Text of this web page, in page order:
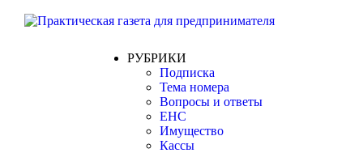
РУБРИКИ
Подписка
Тема номера
Вопросы и ответы
ЕНС
Имущество
Кассы